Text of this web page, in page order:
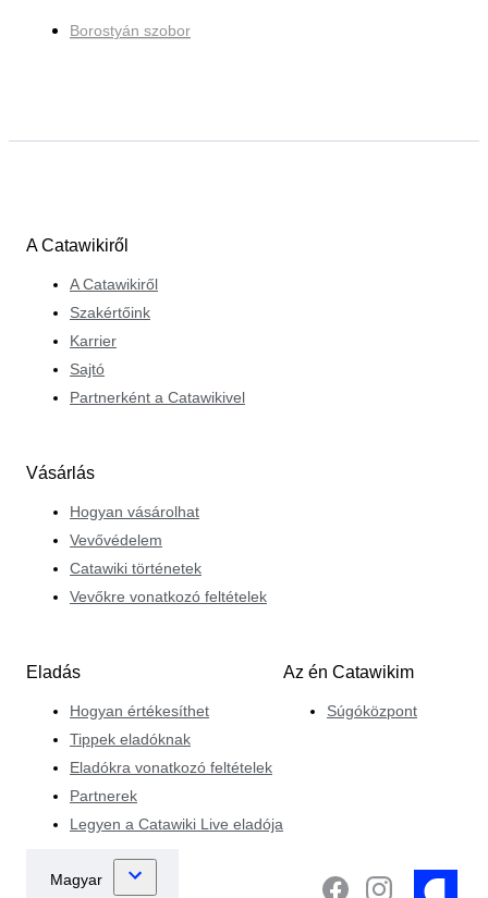
Borostyán szobor
A Catawikiről
A Catawikiről
Szakértőink
Karrier
Sajtó
Partnerként a Catawikivel
Vásárlás
Hogyan vásárolhat
Vevővédelem
Catawiki történetek
Vevőkre vonatkozó feltételek
Eladás
Hogyan értékesíthet
Tippek eladóknak
Eladókra vonatkozó feltételek
Partnerek
Legyen a Catawiki Live eladója
Az én Catawikim
Súgóközpont